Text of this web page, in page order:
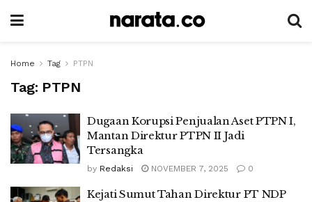
Home Tag PTPN
Tag: PTPN
Dugaan Korupsi Penjualan Aset PTPN I,
Mantan Direktur PTPN II Jadi
Tersangka
by Redaksi NOVEMBER 7, 2025 0
Kejati Sumut Tahan Direktur PT NDP